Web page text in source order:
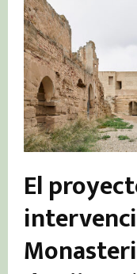
El